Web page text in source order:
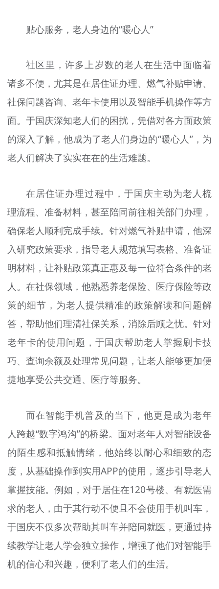
贴心服务，老人身边的“暖心人”
社区里，许多上岁数的老人在生活中面临着
诸多不便，尤其是在居住证办理、燃气补贴申请、
社保问题咨询、老年卡使用以及智能手机操作等方
面。于国庆深知老人们的困扰，凭借对各方面政策
的深入了解，他成为了老人们身边的“暖心人”，为
老人们解决了实实在在的生活难题。
在居住证办理过程中，于国庆主动为老人梳
理流程、准备材料，甚至陪同前往相关部门办理，
确保老人顺利完成手续。针对燃气补贴申请，他深
入研究政策要求，指导老人规范填写表格、准备证
明材料，让补贴政策真正惠及每一位符合条件的老
人。在社保领域，他熟悉养老保险、医疗保险等政
策的细节，为老人提供精准的政策解读和问题解
答，帮助他们理清社保关系，消除后顾之忧。针对
老年卡的使用问题，于国庆帮助老人掌握刷卡技
巧、查询余额及处理常见问题，让老人能够更加便
捷地享受公共交通、医疗等服务。
而在智能手机普及的当下，他更是成为老年
人跨越“数字鸿沟”的桥梁。面对老年人对智能设备
的陌生感和抵触情绪，他始终以耐心和细致的态
度，从基础操作到实用APP的使用，逐步引导老人
掌握技能。例如，对于居住在120号楼、有就医需
求的老人，由于其行动不便且不会使用手机叫车，
于国庆不仅多次帮助其叫车并陪同就医，更通过持
续教学让老人学会独立操作，增强了他们对智能手
机的信心和兴趣，便利了老人们的生活。